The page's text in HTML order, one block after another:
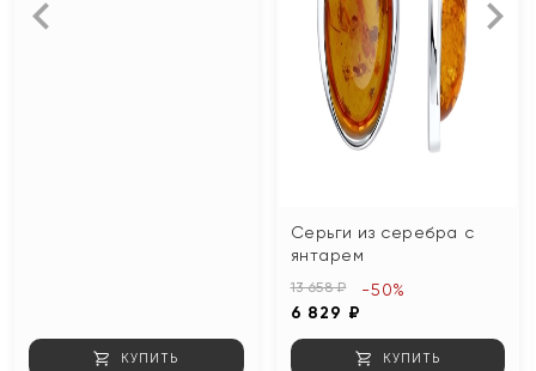
КУПИТЬ
Серьги из серебра с
янтарем
13 658 ₽
6 829 ₽
-50%
КУПИТЬ